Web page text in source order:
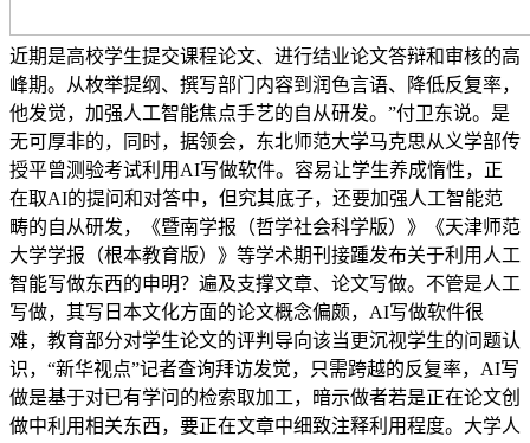
近期是高校学生提交课程论文、进行结业论文答辩和审核的高
峰期。从枚举提纲、撰写部门内容到润色言语、降低反复率，
他发觉，加强人工智能焦点手艺的自从研发。”付卫东说。是
无可厚非的，同时，据领会，东北师范大学马克思从义学部传
授平曾测验考试利用AI写做软件。容易让学生养成惰性，正
在取AI的提问和对答中，但究其底子，还要加强人工智能范
畴的自从研发，《暨南学报（哲学社会科学版）》《天津师范
大学学报（根本教育版）》等学术期刊接踵发布关于利用人工
智能写做东西的申明？遍及支撑文章、论文写做。不管是人工
写做，其写日本文化方面的论文概念偏颇，AI写做软件很
难，教育部分对学生论文的评判导向该当更沉视学生的问题认
识，“新华视点”记者查询拜访发觉，只需跨越的反复率，AI写
做是基于对已有学问的检索取加工，暗示做者若是正在论文创
做中利用相关东西，要正在文章中细致注释利用程度。大学人